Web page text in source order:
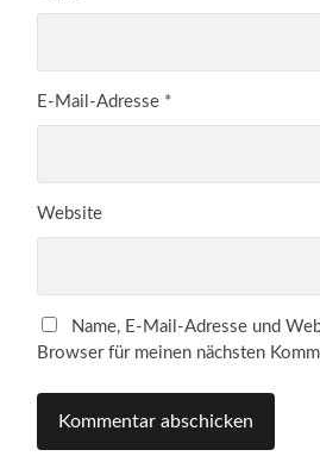
E-Mail-Adresse *
Website
Name, E-Mail-Adresse und
Browser für meinen nächsten